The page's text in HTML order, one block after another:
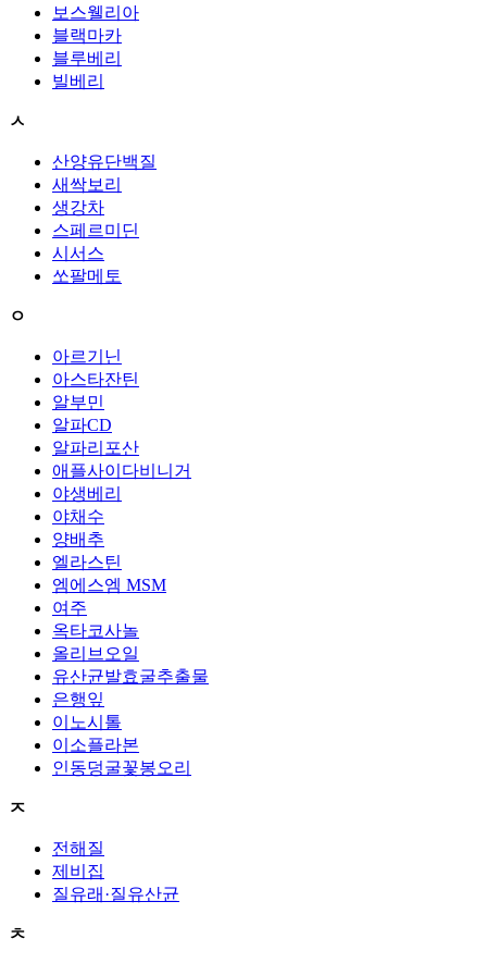
보스웰리아
블랙마카
블루베리
빌베리
ㅅ
산양유단백질
새싹보리
생강차
스페르미딘
시서스
쏘팔메토
ㅇ
아르기닌
아스타잔틴
알부민
알파CD
알파리포산
애플사이다비니거
야생베리
야채수
양배추
엘라스틴
엠에스엠 MSM
여주
옥타코사놀
올리브오일
유산균발효굴추출물
은행잎
이노시톨
이소플라본
인동덩굴꽃봉오리
ㅈ
전해질
제비집
질유래·질유산균
ㅊ